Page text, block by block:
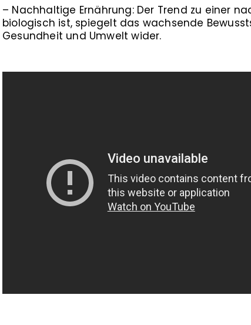
– Nachhaltige Ernährung: Der Trend zu einer
biologisch ist, spiegelt das wachsende
Gesundheit und Umwelt wider.